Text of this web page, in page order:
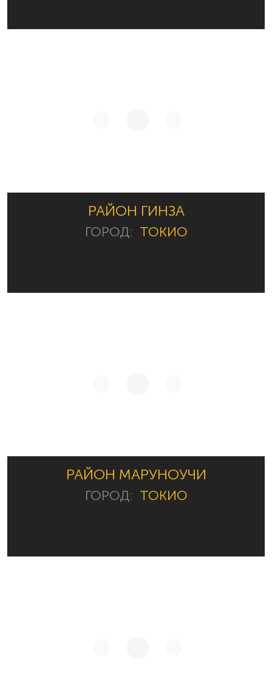
РАЙОН ГИНЗА
ГОРОД: ТОКИО
РАЙОН МАРУНОУЧИ
ГОРОД: ТОКИО